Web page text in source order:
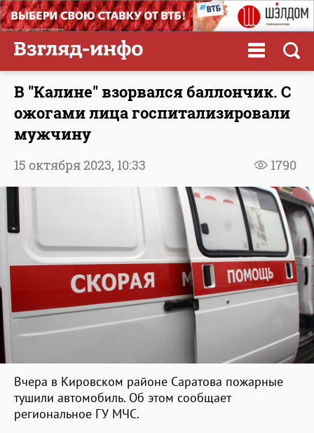
В "Калине" взорвался баллончик. С
ожогами лица госпитализировали
мужчину
1790
15 октября 2023, 10:33
Вчера в Кировском районе Саратова пожарные
тушили автомобиль. Об этом сообщает
региональное ГУ МЧС.